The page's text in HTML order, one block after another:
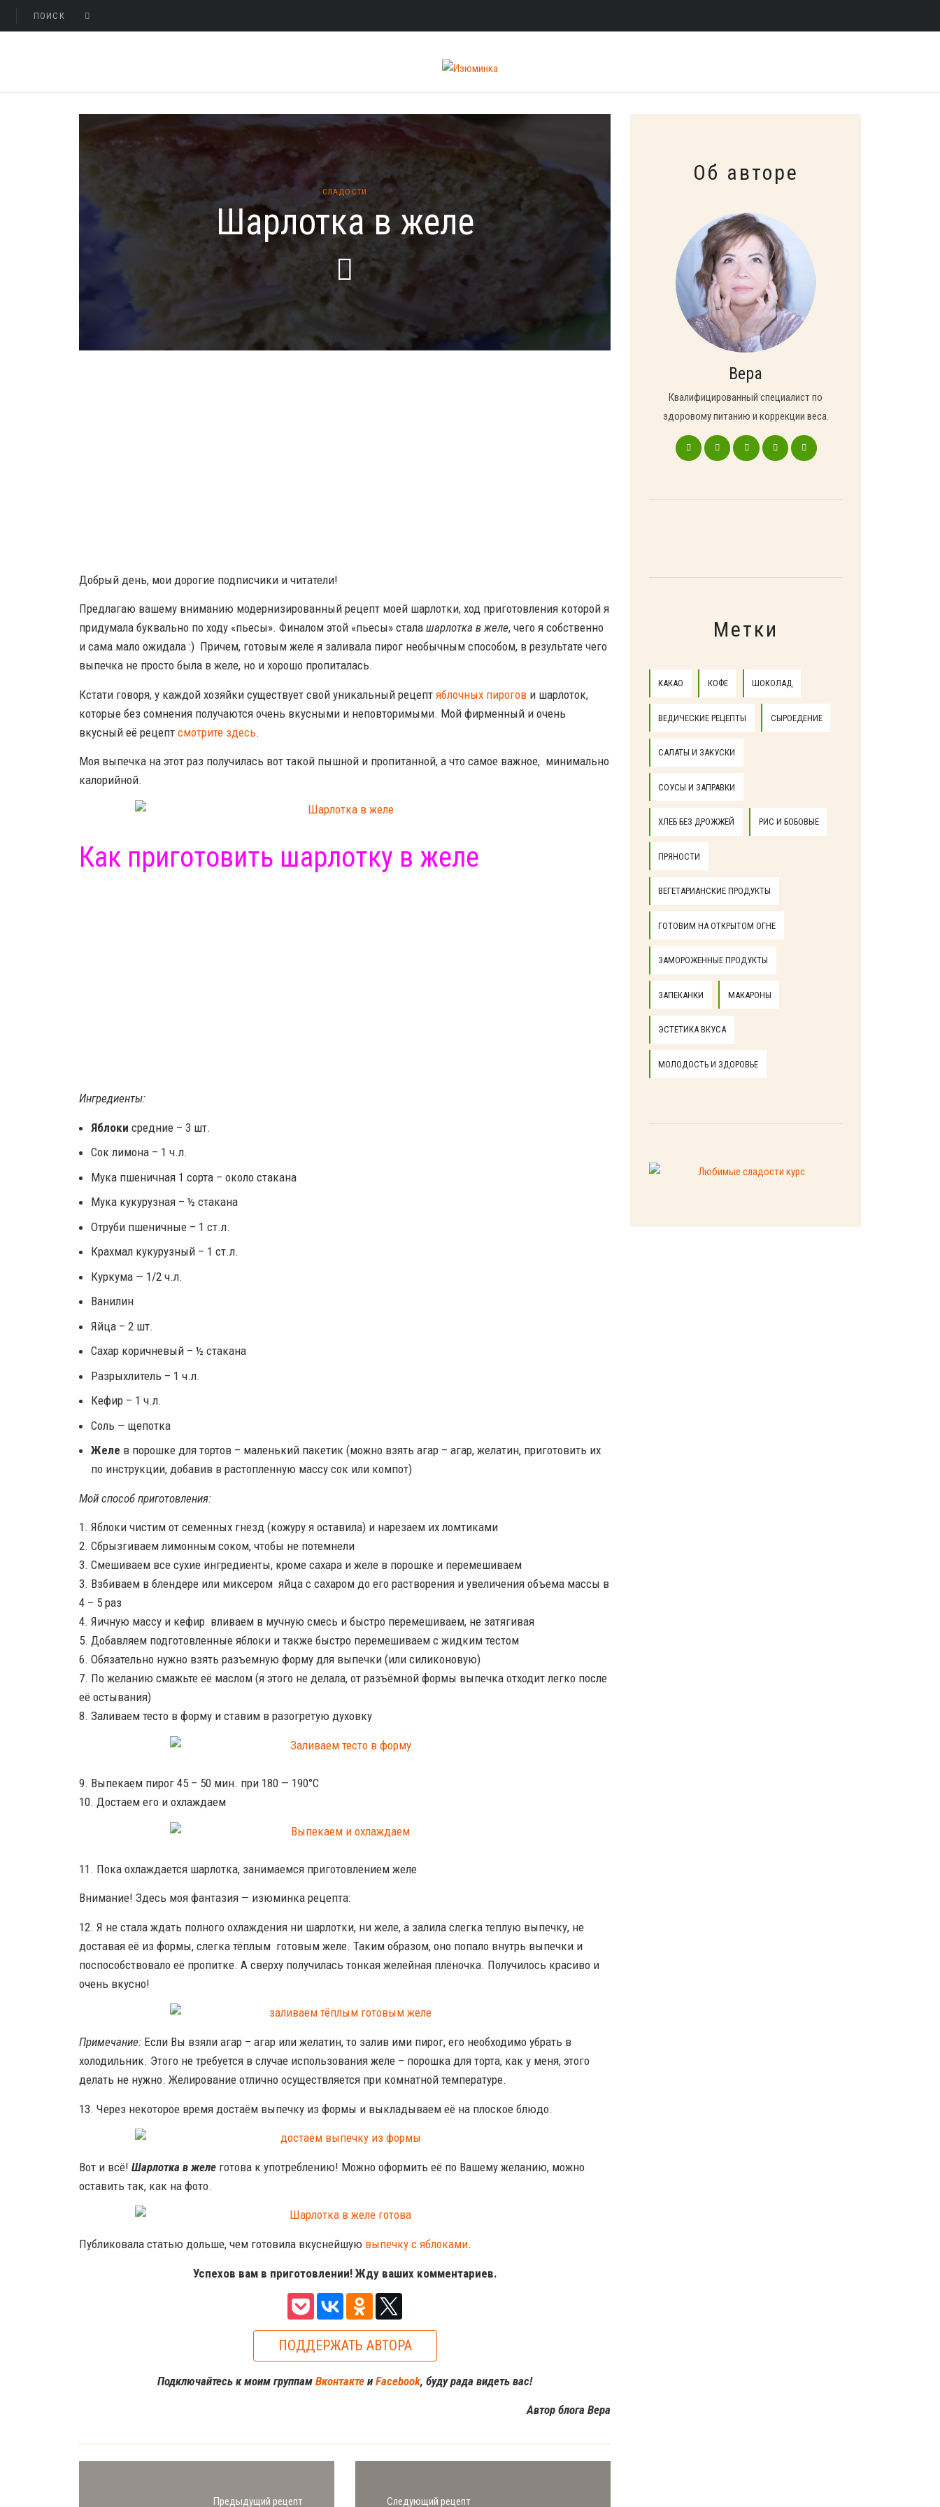
СЛАДОСТИ
Шарлотка в желе
Добрый день, мои дорогие подписчики и читатели!
Предлагаю вашему вниманию модернизированный рецепт моей шарлотки, ход приготовления которой я
придумала буквально по ходу «пьесы». Финалом этой «пьесы» стала шарлотка в желе, чего я собственно
и сама мало ожидала :) Причем, готовым желе я заливала пирог необычным способом, в результате чего
выпечка не просто была в желе, но и хорошо пропиталась.
Кстати говоря, у каждой хозяйки существует свой уникальный рецепт яблочных пирогов и шарлоток,
которые без сомнения получаются очень вкусными и неповторимыми. Мой фирменный и очень
вкусный её рецепт смотрите здесь.
Моя выпечка на этот раз получилась вот такой пышной и пропитанной, а что самое важное, минимально
калорийной.
Как приготовить шарлотку в желе
Ингредиенты:
Яблоки средние – 3 шт.
Сок лимона – 1 ч.л.
Мука пшеничная 1 сорта – около стакана
Мука кукурузная – ½ стакана
Отруби пшеничные – 1 ст.л.
Крахмал кукурузный – 1 ст.л.
Куркума — 1/2 ч.л.
Ванилин
Яйца – 2 шт.
Сахар коричневый – ½ стакана
Разрыхлитель – 1 ч.л.
Кефир – 1 ч.л.
Соль — щепотка
Желе в порошке для тортов – маленький пакетик (можно взять агар – агар, желатин, приготовить их
по инструкции, добавив в растопленную массу сок или компот)
Мой способ приготовления:
1. Яблоки чистим от семенных гнёзд (кожуру я оставила) и нарезаем их ломтиками
2. Сбрызгиваем лимонным соком, чтобы не потемнели
3. Смешиваем все сухие ингредиенты, кроме сахара и желе в порошке и перемешиваем
3. Взбиваем в блендере или миксером яйца с сахаром до его растворения и увеличения объема массы в
4 – 5 раз
4. Яичную массу и кефир вливаем в мучную смесь и быстро перемешиваем, не затягивая
5. Добавляем подготовленные яблоки и также быстро перемешиваем с жидким тестом
6. Обязательно нужно взять разъемную форму для выпечки (или силиконовую)
7. По желанию смажьте её маслом (я этого не делала, от разъёмной формы выпечка отходит легко после
её остывания)
8. Заливаем тесто в форму и ставим в разогретую духовку
9. Выпекаем пирог 45 – 50 мин. при 180 — 190°С
10. Достаем его и охлаждаем
11. Пока охлаждается шарлотка, занимаемся приготовлением желе
Внимание! Здесь моя фантазия — изюминка рецепта:
12. Я не стала ждать полного охлаждения ни шарлотки, ни желе, а залила слегка теплую выпечку, не
доставая её из формы, слегка тёплым готовым желе. Таким образом, оно попало внутрь выпечки и
поспособствовало её пропитке. А сверху получилась тонкая желейная плёночка. Получилось красиво и
очень вкусно!
Примечание: Если Вы взяли агар – агар или желатин, то залив ими пирог, его необходимо убрать в
холодильник. Этого не требуется в случае использования желе – порошка для торта, как у меня, этого
делать не нужно. Желирование отлично осуществляется при комнатной температуре.
13. Через некоторое время достаём выпечку из формы и выкладываем её на плоское блюдо.
Вот и всё! Шарлотка в желе готова к употреблению! Можно оформить её по Вашему желанию, можно
оставить так, как на фото.
Публиковала статью дольше, чем готовила вкуснейшую выпечку с яблоками.
Успехов вам в приготовлении! Жду ваших комментариев.
ПОДДЕРЖАТЬ АВТОРА
Подключайтесь к моим группам Вконтакте и Facebook, буду рада видеть вас!
Автор блога Вера
Предыдущий рецепт Следующий рецепт
Об авторе
Вера
Квалифицированный специалист по
здоровому питанию и коррекции веса.
Метки
КАКАО КОФЕ ШОКОЛАД
ВЕДИЧЕСКИЕ РЕЦЕПТЫ СЫРОЕДЕНИЕ
САЛАТЫ И ЗАКУСКИ
СОУСЫ И ЗАПРАВКИ
ХЛЕБ БЕЗ ДРОЖЖЕЙ РИС И БОБОВЫЕ
ПРЯНОСТИ
ВЕГЕТАРИАНСКИЕ ПРОДУКТЫ
ГОТОВИМ НА ОТКРЫТОМ ОГНЕ
ЗАМОРОЖЕННЫЕ ПРОДУКТЫ
ЗАПЕКАНКИ МАКАРОНЫ
ЭСТЕТИКА ВКУСА
МОЛОДОСТЬ И ЗДОРОВЬЕ